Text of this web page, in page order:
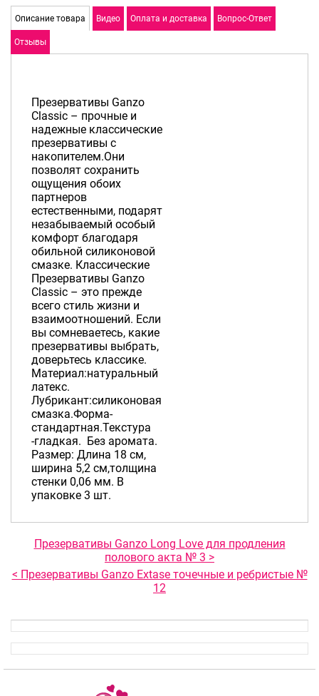
Описание товара Видео Оплата и доставка Вопрос-Ответ
Отзывы
Презервативы Ganzo
Classic – прочные и
надежные классические
презервативы с
накопителем.Они
позволят сохранить
ощущения обоих
партнеров
естественными, подарят
незабываемый особый
комфорт благодаря
обильной силиконовой
смазке. Классические
Презервативы Ganzo
Classic – это прежде
всего стиль жизни и
взаимоотношений. Если
вы сомневаетесь, какие
презервативы выбрать,
доверьтесь классике.
Материал:натуральный
латекс.
Лубрикант:силиконовая
смазка.Форма-
стандартная.Текстура
-гладкая. Без аромата.
Размер: Длина 18 см,
ширина 5,2 см,толщина
стенки 0,06 мм. В
упаковке 3 шт.
Презервативы Ganzo Long Love для продления
полового акта № 3 >
< Презервативы Ganzo Extase точечные и ребристые №
12